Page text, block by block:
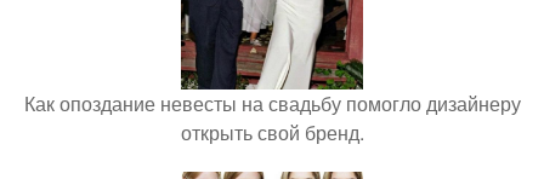
Как опоздание невесты на свадьбу помогло дизайнеру
открыть свой бренд.